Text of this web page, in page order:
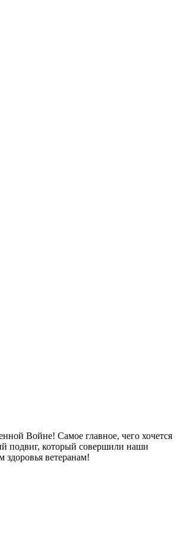
Войне! Самое главное, чего хочется
подвиг, который совершили наши
здоровья ветеранам!